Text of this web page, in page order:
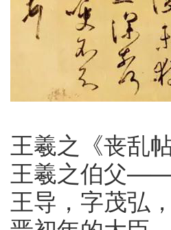
王羲之《丧乱帖
王羲之伯父
王导，字茂弘